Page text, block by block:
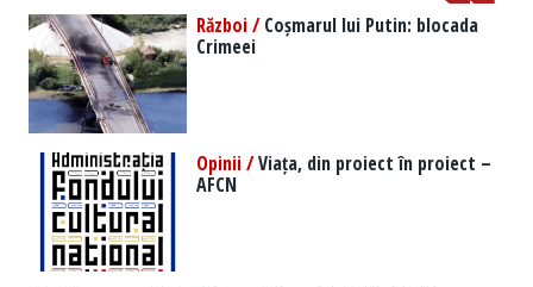
Război /Coșmarul lui Putin: blocada
Crimeei
Opinii /Viața, din proiect în proiect –
AFCN